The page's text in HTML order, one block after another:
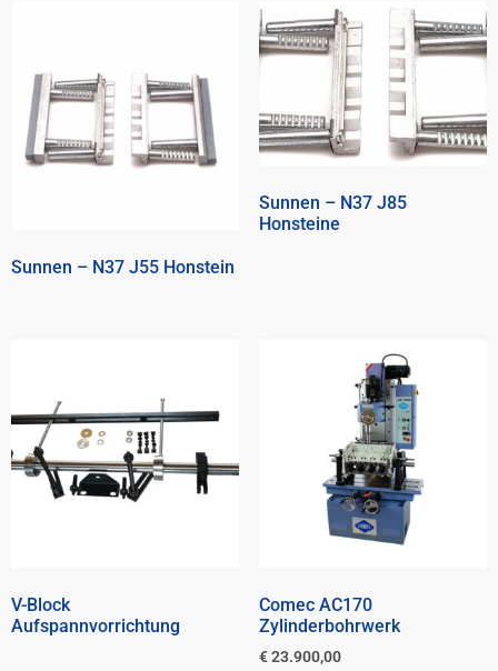
Sunnen – N37 J55 Honstein
Sunnen – N37 J85
Honsteine
V-Block
Aufspannvorrichtung
Comec AC170
Zylinderbohrwerk
€23.900,00